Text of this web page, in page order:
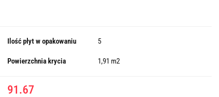
Ilość płyt w opakowaniu 5
Powierzchnia krycia 1,91 m2
91.67